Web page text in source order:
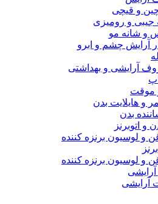
و قیچی
جیبی و رومیزی
و شانه مو
آرایش چشم و ابرو
آرایشی و بهداشتی
موقت
و هایلایت بدن
بدن
و اتوبرنز
و لوسیون برنزه کننده
و لوسیون برنزه کننده
آرایشی